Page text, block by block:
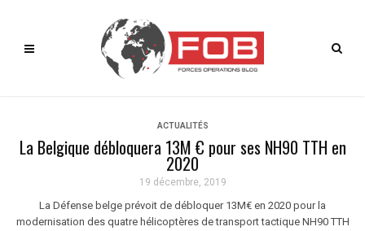
ACTUALITÉS
La Belgique débloquera 13M € pour ses NH90 TTH en
2020
19 décembre, 2019
La Défense belge prévoit de débloquer 13M€ en 2020 pour la
modernisation des quatre hélicoptères de transport tactique NH90 TTH